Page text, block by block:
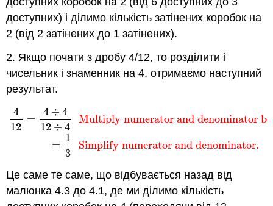
доступних) і ділимо кількість затінених коробок на
2 (від 2 затінених до 1 затінених).
2. Якщо почати з дробу 4/12, то розділити і
чисельник і знаменник на 4, отримаємо наступний
результат.
4
12
=
4 ÷ 4
12 ÷ 4
=
1
3
Multiply numerator and denominator
Simplify numerator and denominator.
12 ÷4 12 ÷ Multiply numerator and denominator by
Це саме те саме, що відбувається назад від
малюнка 4.3 до 4.1, де ми ділимо кількість